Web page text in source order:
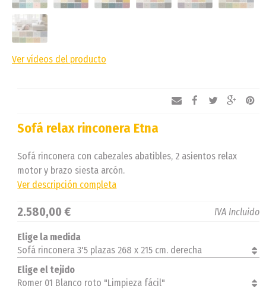
Ver vídeos del producto
Sofá relax rinconera Etna
Sofá rinconera con cabezales abatibles, 2 asientos relax
motor y brazo siesta arcón.
Ver descripción completa
2.580,00 € IVA Incluido
Elige la medida
Sofá rinconera 3'5 plazas 268 x 215 cm. derecha
Elige el tejido
Romer 01 Blanco roto "Limpieza fácil"